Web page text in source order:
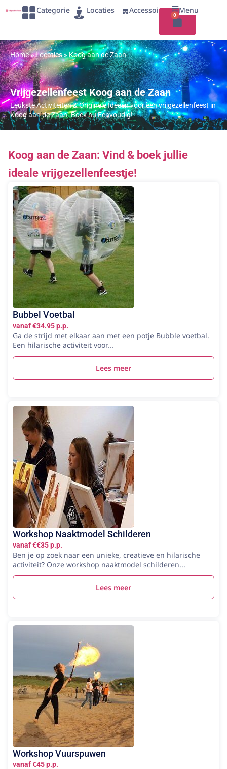
Categorie Locaties Accessoires
0
Menu
Home»Locaties»Koog aan de Zaan
Vrijgezellenfeest Koog aan de Zaan
Leukste Activiteiten & Originele Ideeën voor een vrijgezellenfeest in
Koog aan de Zaan. Boek nu Eenvoudig!
Koog aan de Zaan: Vind & boek jullie
ideale vrijgezellenfeestje!
Bubbel Voetbal
vanaf €34.95 p.p.
Ga de strijd met elkaar aan met een potje Bubble voetbal.
Een hilarische activiteit voor...
Lees meer
Workshop Naaktmodel Schilderen
vanaf €€35 p.p.
Ben je op zoek naar een unieke, creatieve en hilarische
activiteit? Onze workshop naaktmodel schilderen...
Lees meer
Workshop Vuurspuwen
vanaf €45 p.p.